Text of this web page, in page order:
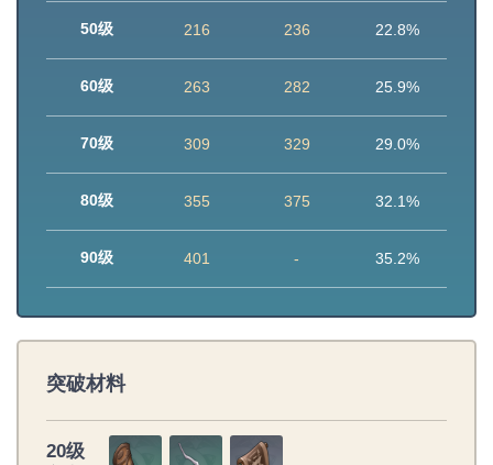
50级 216 236 22.8%
60级 263 282 25.9%
70级 309 329 29.0%
80级 355 375 32.1%
90级 401 - 35.2%
突破材料
20级